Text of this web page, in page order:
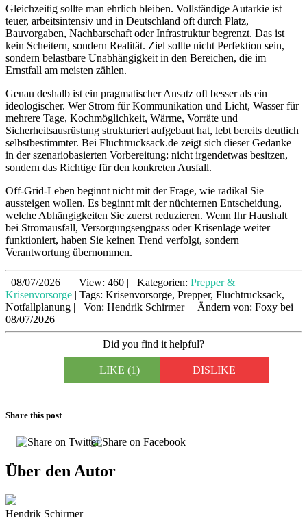
Gleichzeitig sollte man ehrlich bleiben. Vollständige Autarkie ist
teuer, arbeitsintensiv und in Deutschland oft durch Platz,
Bauvorgaben, Nachbarschaft oder Infrastruktur begrenzt. Das ist
kein Scheitern, sondern Realität. Ziel sollte nicht Perfektion sein,
sondern belastbare Unabhängigkeit in den Bereichen, die im
Ernstfall am meisten zählen.
Genau deshalb ist ein pragmatischer Ansatz oft besser als ein
ideologischer. Wer Strom für Kommunikation und Licht, Wasser für
mehrere Tage, Kochmöglichkeit, Wärme, Vorräte und
Sicherheitsausrüstung strukturiert aufgebaut hat, lebt bereits deutlich
selbstbestimmter. Bei Fluchtrucksack.de zeigt sich dieser Gedanke
in der szenariobasierten Vorbereitung: nicht irgendetwas besitzen,
sondern das Richtige für den konkreten Ausfall.
Off-Grid-Leben beginnt nicht mit der Frage, wie radikal Sie
aussteigen wollen. Es beginnt mit der nüchternen Entscheidung,
welche Abhängigkeiten Sie zuerst reduzieren. Wenn Ihr Haushalt
bei Stromausfall, Versorgungsengpass oder Krisenlage weiter
funktioniert, haben Sie keinen Trend verfolgt, sondern
Verantwortung übernommen.
08/07/2026 | View: 460 | Kategorien: Prepper &
Krisenvorsorge | Tags: Krisenvorsorge, Prepper, Fluchtrucksack,
Notfallplanung | Von: Hendrik Schirmer |
Ändern von: Foxy bei
08/07/2026
Did you find it helpful?
LIKE (1) DISLIKE
Share this post
Über den Autor
Hendrik Schirmer